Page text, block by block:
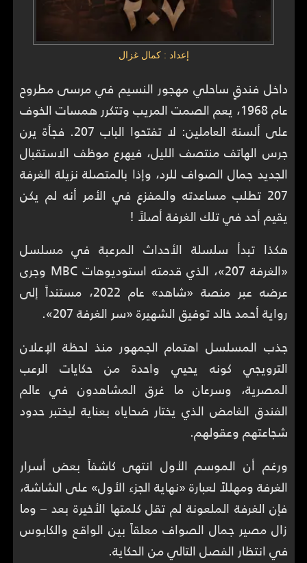
إعداد : كمال غزال
داخل فندقٍ ساحلي مهجور النسيم في مرسى مطروح
عام 1968، يعم الصمت المريب وتتكرر همسات الخوف
على ألسنة العاملين: لا تفتحوا الباب 207. فجأة يرن
جرس الهاتف منتصف الليل، فيهرع موظف الاستقبال
الجديد جمال الصواف للرد، وإذا بالمتصلة نزيلة الغرفة
207 تطلب مساعدته والمفزع في الأمر أنه لم يكن
يقيم أحد في تلك الغرفة أصلاً !
هكذا تبدأ سلسلة الأحداث المرعبة في مسلسل
«الغرفة 207»، الذي قدمته استوديوهات MBC وجرى
عرضه عبر منصة «شاهد» عام 2022، مستنداً إلى
رواية أحمد خالد توفيق الشهيرة «سر الغرفة 207».
جذب المسلسل اهتمام الجمهور منذ لحظة الإعلان
الترويجي كونه يحيي واحدة من حكايات الرعب
المصرية، وسرعان ما غرق المشاهدون في عالم
الفندق الغامض الذي يختار ضحاياه بعناية ليختبر حدود
شجاعتهم وعقولهم.
ورغم أن الموسم الأول انتهى كاشفاً بعض أسرار
الغرفة ومهللاً لعبارة «نهاية الجزء الأول» على الشاشة،
فإن الغرفة الملعونة لم تقل كلمتها الأخيرة بعد – وما
زال مصير جمال الصواف معلقاً بين الواقع والكابوس
في انتظار الفصل التالي من الحكاية.